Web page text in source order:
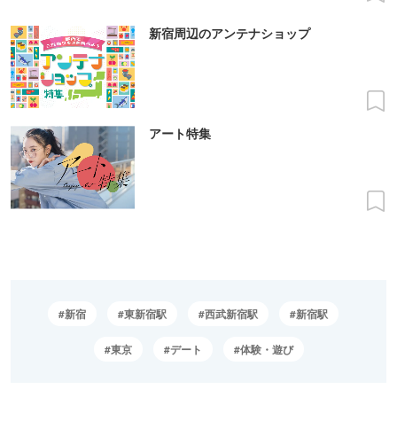
新宿周辺のアンテナショップ
アート特集
新宿 東新宿駅 西武新宿駅 新宿駅
東京 デート 体験・遊び